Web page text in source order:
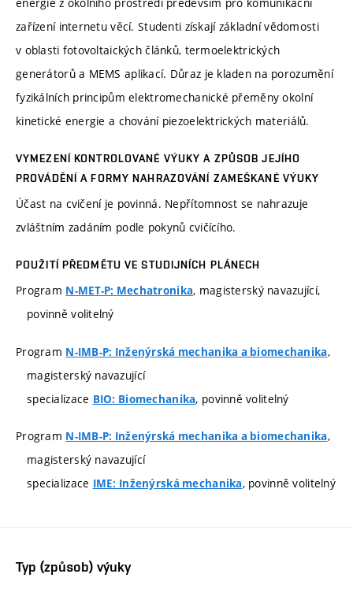
zařízení internetu věcí. Studenti získají základní vědomosti
v oblasti fotovoltaických článků, termoelektrických
generátorů a MEMS aplikací. Důraz je kladen na porozumění
fyzikálních principům elektromechanické přeměny okolní
kinetické energie a chování piezoelektrických materiálů.
VYMEZENÍ KONTROLOVANÉ VÝUKY A ZPŮSOB JEJÍHO
PROVÁDĚNÍ A FORMY NAHRAZOVÁNÍ ZAMEŠKANÉ VÝUKY
Účast na cvičení je povinná. Nepřítomnost se nahrazuje
zvláštním zadáním podle pokynů cvičícího.
POUŽITÍ PŘEDMĚTU VE STUDIJNÍCH PLÁNECH
Program N-MET-P: Mechatronika, magisterský navazující,
povinně volitelný
Program N-IMB-P: Inženýrská mechanika a biomechanika,
magisterský navazující
specializace BIO: Biomechanika, povinně volitelný
Program N-IMB-P: Inženýrská mechanika a biomechanika,
magisterský navazující
specializace IME: Inženýrská mechanika, povinně volitelný
Typ (způsob) výuky